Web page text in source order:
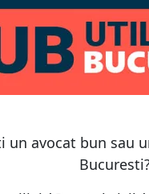
un avocat bun sau